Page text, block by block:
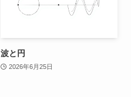
波と円
2026年6月25日